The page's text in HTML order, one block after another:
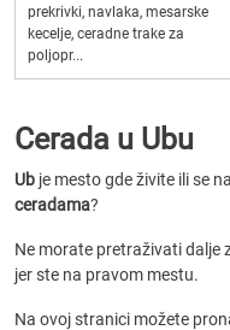
prekrivki, navlaka, mesarske
kecelje, ceradne trake za
poljopr...
Cerada u Ubu
Ub je mesto gde živite ili se
ceradama?
Ne morate pretraživati dalje
jer ste na pravom mestu.
Na ovoj stranici možete